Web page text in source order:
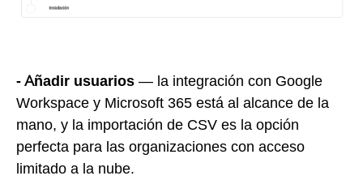
- Añadir usuarios — la integración con Google
Workspace y Microsoft 365 está al alcance de la
mano, y la importación de CSV es la opción
perfecta para las organizaciones con acceso
limitado a la nube.